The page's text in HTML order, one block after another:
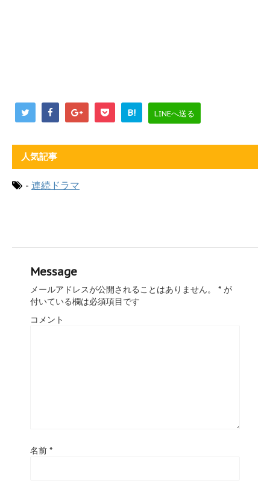
B! LINEへ送る
人気記事
- 連続ドラマ
Message
メールアドレスが公開されることはありません。 * が
付いている欄は必須項目です
コメント
名前 *